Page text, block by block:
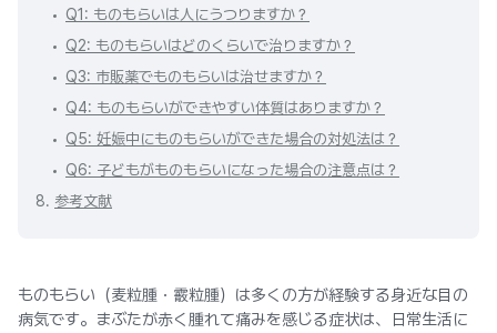
Q1: ものもらいは人にうつりますか？
Q2: ものもらいはどのくらいで治りますか？
Q3: 市販薬でものもらいは治せますか？
Q4: ものもらいができやすい体質はありますか？
Q5: 妊娠中にものもらいができた場合の対処法は？
Q6: 子どもがものもらいになった場合の注意点は？
8. 参考文献
ものもらい（麦粒腫・霰粒腫）は多くの方が経験する身近な目の
病気です。まぶたが赤く腫れて痛みを感じる症状は、日常生活に